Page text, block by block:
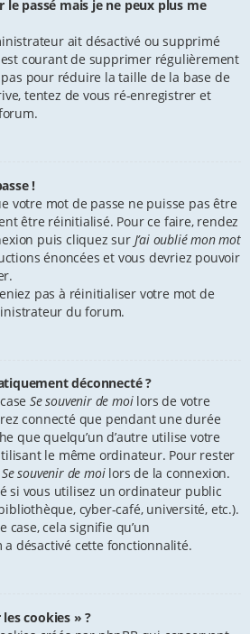
le passé mais je ne peux plus me
ait désactivé ou supprimé
courant de supprimer régulièrement
pour réduire la taille de la base de
tentez de vous ré-enregistrer et
!
votre mot de passe ne puisse pas être
être réinitialisé. Pour ce faire, rendez
puis cliquez sur J’ai oublié mon mot
énoncées et vous devriez pouvoir
pas à réinitialiser votre mot de
du forum.
déconnecté ?
Se souvenir de moilors de votre
connecté que pendant une durée
que quelqu’un d’autre utilise votre
le même ordinateur. Pour rester
Se souvenir de moilors de la connexion.
si vous utilisez un ordinateur public
cyber-café, université, etc.).
case, cela signifie qu’un
désactivé cette fonctionnalité.
cookies » ?